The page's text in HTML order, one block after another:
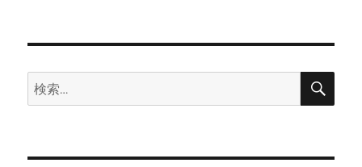
ン
検
索:
検